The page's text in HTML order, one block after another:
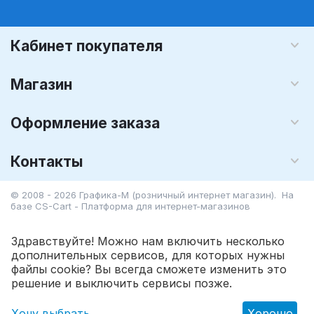
398.00 Р В корзину
Кабинет покупателя
Магазин
Оформление заказа
Контакты
© 2008 - 2026 Графика-М (розничный интернет магазин). На
базе CS-Cart - Платформа для интернет-магазинов
Здравствуйте! Можно нам включить несколько
дополнительных сервисов, для которых нужны
файлы cookie? Вы всегда сможете изменить это
решение и выключить сервисы позже.